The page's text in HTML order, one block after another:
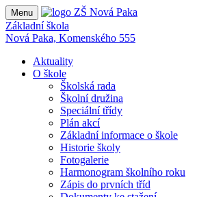
Menu
Základní škola
Nová Paka, Komenského 555
Aktuality
O škole
Školská rada
Školní družina
Speciální třídy
Plán akcí
Základní informace o škole
Historie školy
Fotogalerie
Harmonogram školního roku
Zápis do prvních tříd